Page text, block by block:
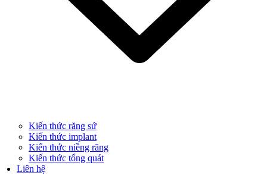
Kiến thức răng sứ
Kiến thức implant
Kiến thức niềng răng
Kiến thức tổng quát
Liên hệ